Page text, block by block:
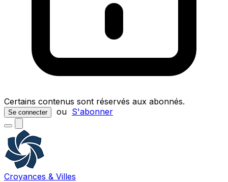
Certains contenus sont réservés aux abonnés.
Se connecter ou S'abonner
Croyances & Villes